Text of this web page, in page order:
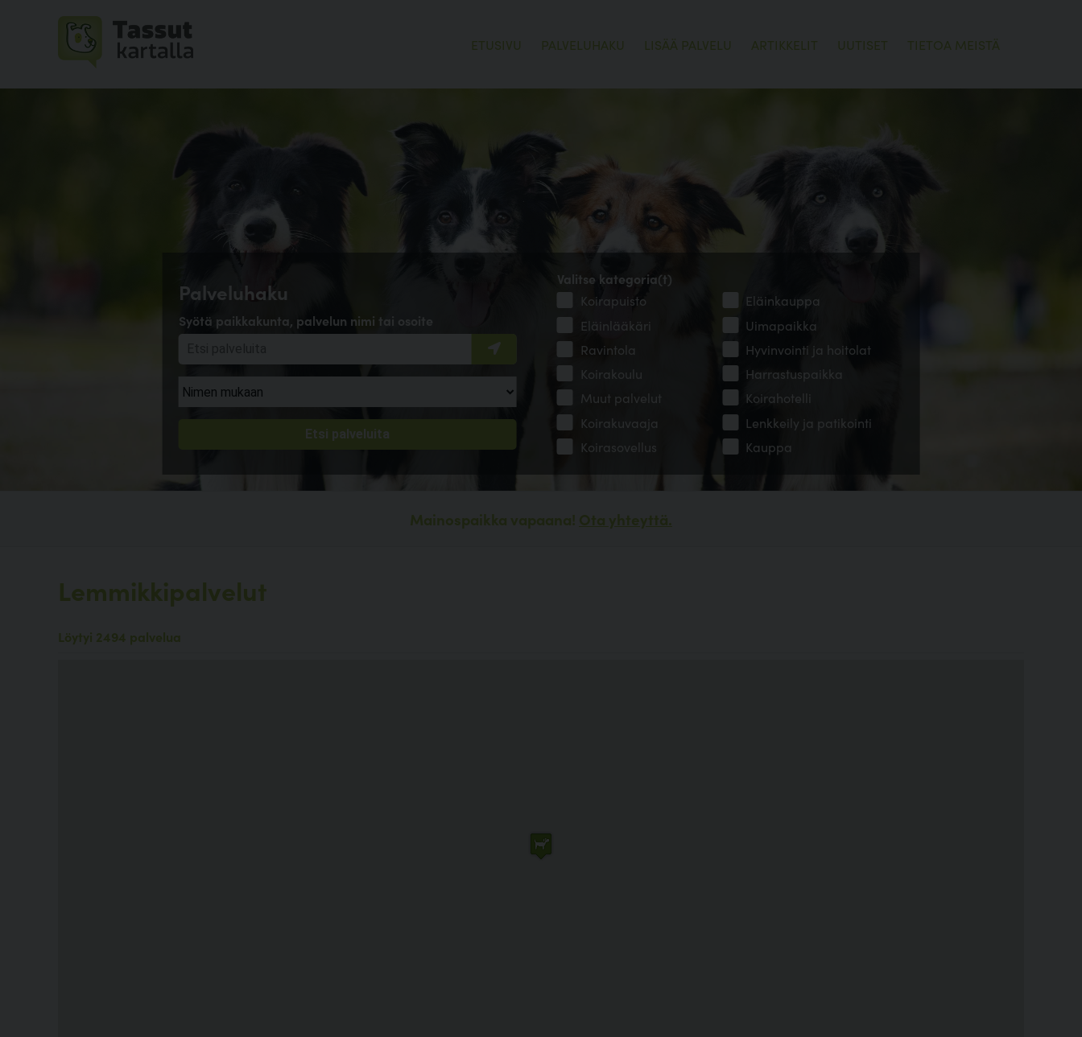
ETUSIVU PALVELUHAKU LISÄÄ PALVELU ARTIKKELIT UUTISET TIETOA MEISTÄ
Palveluhaku
Syötä paikkakunta, palvelun nimi tai osoite
Valitse kategoria(t)
Koirapuisto
Eläinkauppa
Eläinlääkäri
Uimapaikka
Ravintola
Hyvinvointi ja hoitolat
Koirakoulu
Harrastuspaikka
Muut palvelut
Koirahotelli
Koirakuvaaja
Lenkkeily ja patikointi
Koirasovellus
Kauppa
Mainospaikka vapaana! Ota yhteyttä.
Lemmikkipalvelut
Löytyi 2494 palvelua